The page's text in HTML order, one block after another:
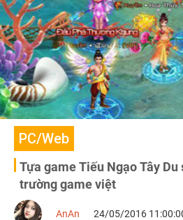
PC/Web
Tựa game Tiếu Ngạo Tây
trường game việt
AnAn 24/05/2016